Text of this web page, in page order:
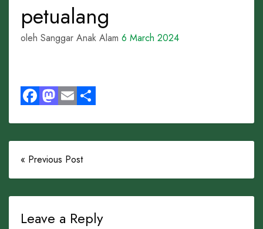
petualang
oleh Sanggar Anak Alam 6 March 2024
« Previous Post
Leave a Reply